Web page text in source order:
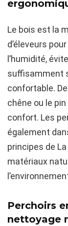
Le bois est la
d’éleveurs
l’humidité,
suffisamment
confortable.
chêne ou le
confort. Les
également
principes de
matériaux
Perchoirs
nettoyage